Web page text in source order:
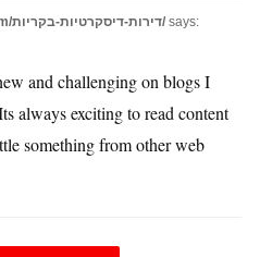
https://iloveroom.co.il/room/דירות-דיסקרטיות-בקריות/ says:
and challenging on blogs I
always exciting to read content
something from other web